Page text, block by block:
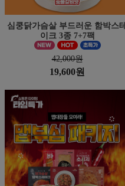
심쿵닭가슴살 부드러운 함박스테
이크 3종 7+7팩
42,000원
19,600원